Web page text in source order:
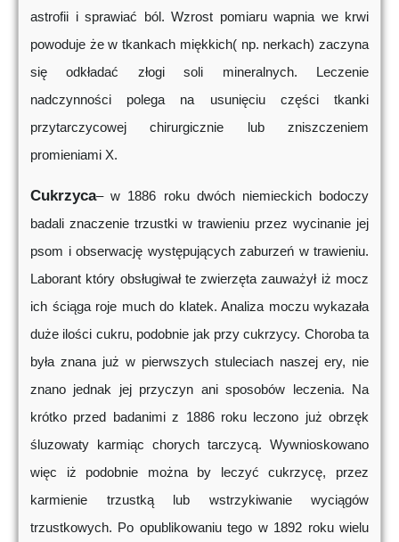
astrofii i sprawiać ból. Wzrost pomiaru wapnia we krwi
powoduje że w tkankach miękkich( np. nerkach) zaczyna
się odkładać złogi soli mineralnych. Leczenie
nadczynności polega na usunięciu części tkanki
przytarczycowej chirurgicznie lub zniszczeniem
promieniami X.
Cukrzyca– w 1886 roku dwóch niemieckich bodoczy
badali znaczenie trzustki w trawieniu przez wycinanie jej
psom i obserwację występujących zaburzeń w trawieniu.
Laborant który obsługiwał te zwierzęta zauważył iż mocz
ich ściąga roje much do klatek. Analiza moczu wykazała
duże ilości cukru, podobnie jak przy cukrzycy. Choroba ta
była znana już w pierwszych stuleciach naszej ery, nie
znano jednak jej przyczyn ani sposobów leczenia. Na
krótko przed badanimi z 1886 roku leczono już obrzęk
śluzowaty karmiąc chorych tarczycą. Wywnioskowano
więc iż podobnie można by leczyć cukrzycę, przez
karmienie trzustką lub wstrzykiwanie wyciągów
trzustkowych. Po opublikowaniu tego w 1892 roku wielu